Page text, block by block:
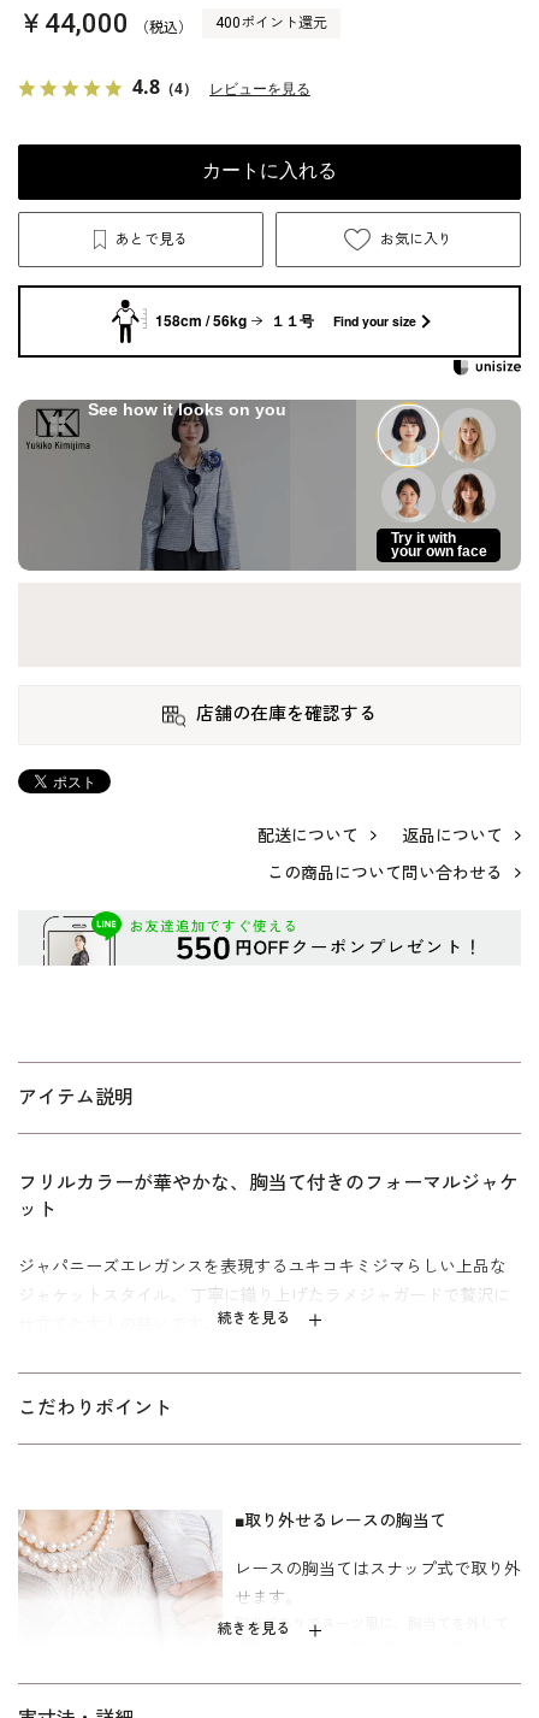
￥44,000 （税込） 400ポイント還元
4.8 （4） レビューを見る
カートに入れる
あとで見る お気に入り
158cm / 56kg １１号 Find your size
See how it looks on you
Try it with
your own face
店舗の在庫を確認する
配送について
返品について
この商品について問い合わせる
アイテム説明
続きを見る
フリルカラーが華やかな、胸当て付きのフォーマルジャケ
ット
ジャパニーズエレガンスを表現するユキコキミジマらしい上品な
ジャケットスタイル。 丁寧に織り上げたラメジャガードで贅沢に
仕立てた大人の装いです。
内側にオーガンジーを入れ立体的に仕上げたフリル衿が華やかな
逸品。 フェミニンなレースの胸当ては、装いに合わせて取り外し
対応の中肉素材。 長時間でもストレスのない軽やかな着心地で
す。 結婚式のお母様やご親族なら、ロング丈と合わせた格調高い
スタイルで。 各種セレモニーやレセプションにはミディ丈とのコ
ーディネートがお勧めです。
準」に比べてウエストを中心にゆとりを持たせています。
こだわりポイント
続きを見る
■取り外せるレースの胸当て
レースの胸当てはスナップ式で取り外
せます。
胸当てありでスーツ風に、胸当てを外して